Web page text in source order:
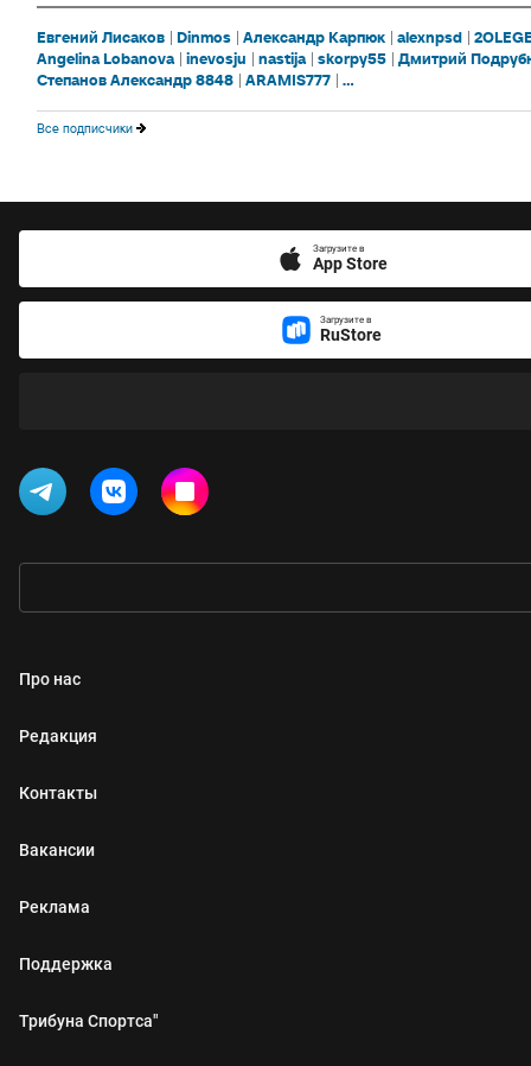
Евгений Лисаков Dinmos Александр Карпюк alexnpsd
Angelina Lobanova inevosju nastija skorpy55 Дмитрий
Степанов Александр 8848 ARAMIS777 ...
Все подписчики
Загрузите в
App Store
Загрузите в
RuStore
Про нас
Редакция
Контакты
Вакансии
Реклама
Поддержка
Трибуна Спортса"